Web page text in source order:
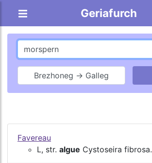
Geriafurch
Brezhoneg → Galleg
Favereau
L, str. algue Cystoseira fibrosa.